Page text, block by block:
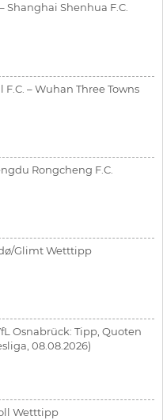
Shanghai Shenhua F.C.
– Wuhan Three Towns
Rongcheng F.C.
Glimt Wetttipp
Osnabrück: Tipp, Quoten
08.08.2026)
Wetttipp